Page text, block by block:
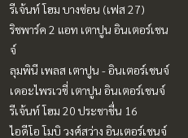
รีเจ้นท์ โฮม บางซ่อน (เฟส 27)
ริชพาร์ค 2 แอท เตาปูน อินเตอร์เชน
จ์
ลุมพินี เพลส เตาปูน - อินเตอร์เชนจ์
เดอะไพรเวซี่ เตาปูน อินเตอร์เชนจ์
รีเจ้นท์ โฮม 20 ประชาชื่น 16
ไอดีโอ โมบิ วงศ์สว่าง อินเตอร์เชนจ์